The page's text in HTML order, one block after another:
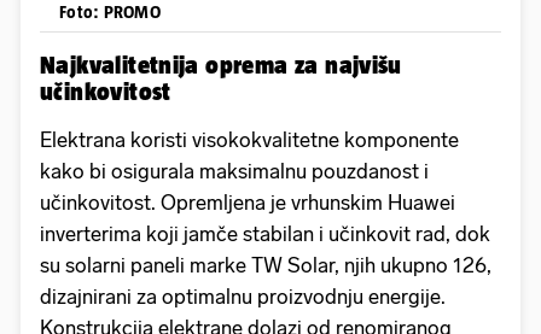
Foto: PROMO
Najkvalitetnija oprema za najvišu
učinkovitost
Elektrana koristi visokokvalitetne komponente
kako bi osigurala maksimalnu pouzdanost i
učinkovitost. Opremljena je vrhunskim Huawei
inverterima koji jamče stabilan i učinkovit rad, dok
su solarni paneli marke TW Solar, njih ukupno 126,
dizajnirani za optimalnu proizvodnju energije.
Konstrukcija elektrane dolazi od renomiranog